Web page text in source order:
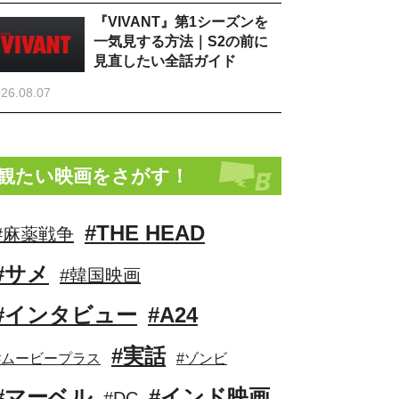
『VIVANT』第1シーズンを
一気見する方法｜S2の前に
見直したい全話ガイド
たい映画をさがす！
薬戦争 #THE HEAD
サメ
#韓国映画
インタビュー #A24
ービープラス #実話 #ゾンビ